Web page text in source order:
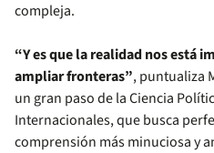
compleja.
“Y es que la realidad nos está
ampliar fronteras”, puntualiza
un gran paso de la Ciencia
Internacionales, que busca
comprensión más minuciosa y